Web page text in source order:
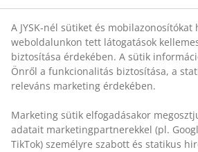
SKU: 3726102
Összeszerelési útmutató
Részletes Adatok
Személyre szabott
A JYSK-nél sütiket és mobilazonosítókat
biztosítása érdekében. A sütik
Önről a funkcionalitás biztosítása, a
releváns marketing érdekében.